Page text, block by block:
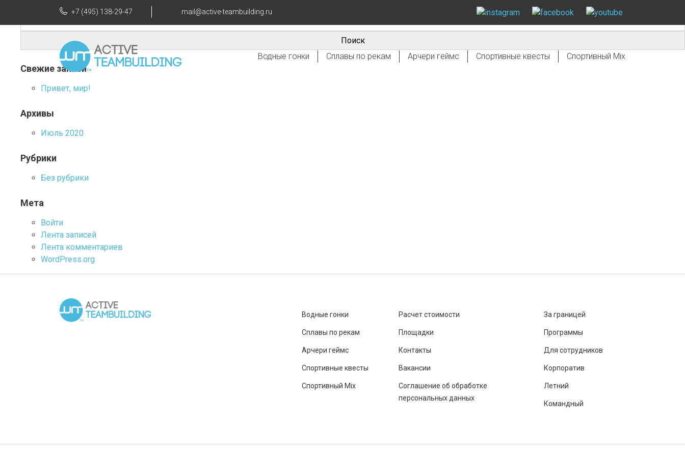
+7 (495) 138-29-47 mail@active-teambuilding.ru
Водные гонки Сплавы по рекам Арчери геймс Спортивные квесты Спортивный Mix
Навигация
по
Корпоративные мероприятие на воде байдарках
Свежие записи
Привет, мир!
Архивы
Июль 2020
Рубрики
Без рубрики
Мета
Войти
Лента записей
Лента комментариев
WordPress.org
Водные гонки
Сплавы по рекам
Арчери геймс
Спортивные квесты
Спортивный Mix
Расчет стоимости
Площадки
Контакты
Вакансии
Соглашение об обработке
персональных данных
За границей
Программы
Для сотрудников
Корпоратив
Летний
Командный